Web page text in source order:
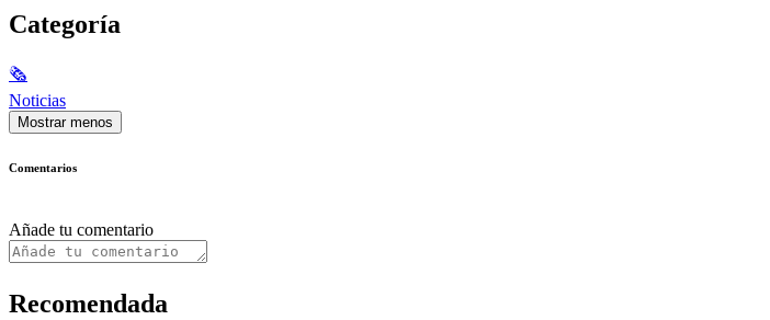
Categoría
🗞
Noticias
Mostrar menos
Comentarios
Añade tu comentario
Recomendada